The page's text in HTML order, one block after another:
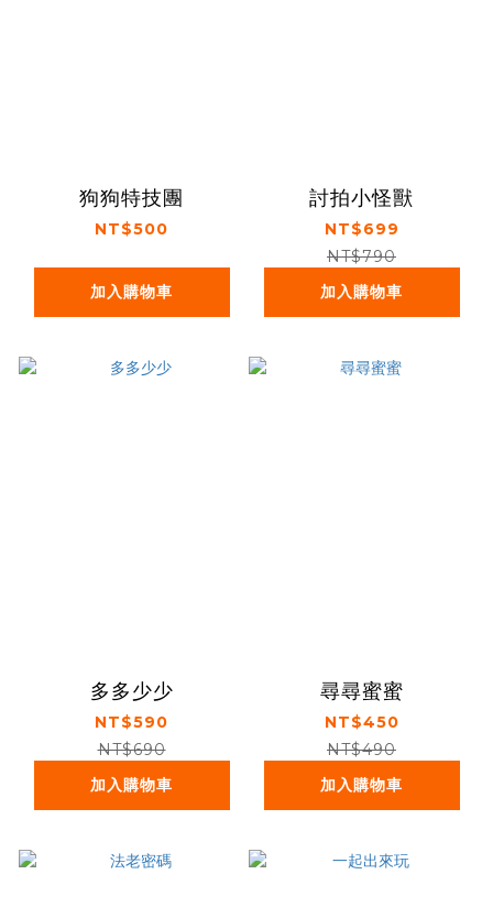
狗狗特技團
NT$500
加入購物車
討拍小怪獸
NT$699
NT$790
加入購物車
多多少少
NT$590
NT$690
加入購物車
尋尋蜜蜜
NT$450
NT$490
加入購物車